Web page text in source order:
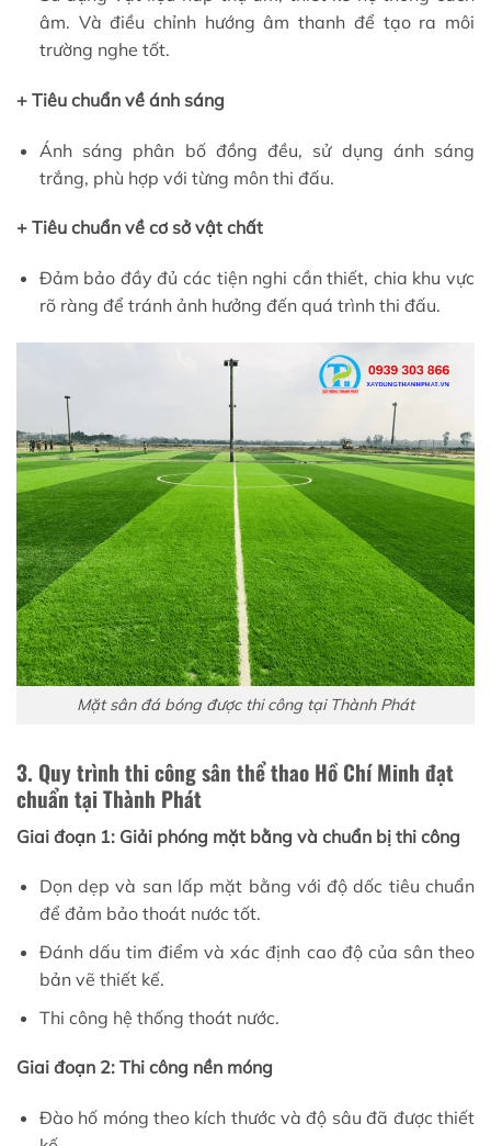
âm. Và điều chỉnh hướng âm thanh để tạo ra môi
trường nghe tốt.
+ Tiêu chuẩn về ánh sáng
Ánh sáng phân bố đồng đều, sử dụng ánh sáng
trắng, phù hợp với từng môn thi đấu.
+ Tiêu chuẩn về cơ sở vật chất
Đảm bảo đầy đủ các tiện nghi cần thiết, chia khu vực
rõ ràng để tránh ảnh hưởng đến quá trình thi đấu.
Mặt sân đá bóng được thi công tại Thành Phát
3. Quy trình thi công sân thể thao Hồ Chí Minh đạt
chuẩn tại Thành Phát
Giai đoạn 1: Giải phóng mặt bằng và chuẩn bị thi công
Dọn dẹp và san lấp mặt bằng với độ dốc tiêu chuẩn
để đảm bảo thoát nước tốt.
Đánh dấu tim điểm và xác định cao độ của sân theo
bản vẽ thiết kế.
Thi công hệ thống thoát nước.
Giai đoạn 2: Thi công nền móng
Đào hố móng theo kích thước và độ sâu đã được thiết